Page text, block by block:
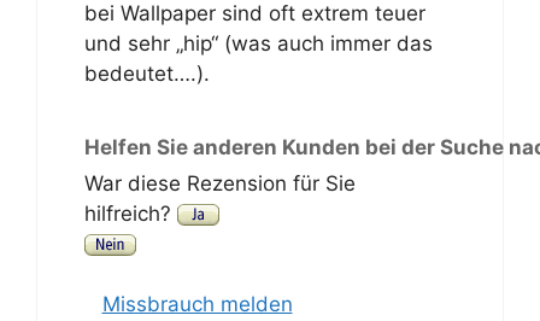
bei Wallpaper sind oft extrem teuer
und sehr „hip“ (was auch immer das
bedeutet….).
Helfen Sie anderen Kunden bei der Suche
War diese Rezension für Sie
hilfreich?
Missbrauch melden